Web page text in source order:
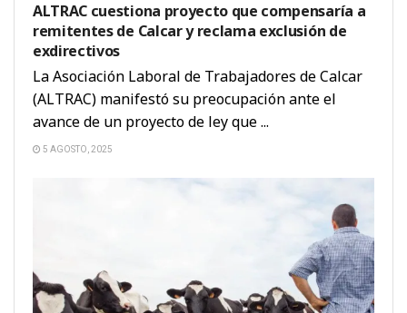
ALTRAC cuestiona proyecto que compensaría a
remitentes de Calcar y reclama exclusión de
exdirectivos
La Asociación Laboral de Trabajadores de Calcar
(ALTRAC) manifestó su preocupación ante el
avance de un proyecto de ley que ...
5 AGOSTO, 2025